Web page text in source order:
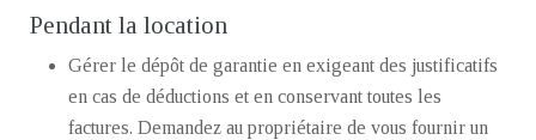
Pendant la location
Gérer le dépôt de garantie en exigeant des justificatifs
en cas de déductions et en conservant toutes les
factures. Demandez au propriétaire de vous fournir un